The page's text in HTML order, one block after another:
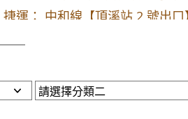
捷運： 中和線【頂溪站 2 號出
法加Line好友 請親愛的客戶加入
捷運： 中和線【頂溪站 2 號出口
加Line好友 請親愛的客戶加入